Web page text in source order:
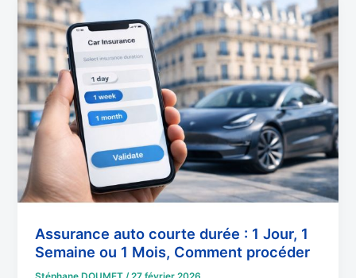
Assurance auto courte durée : 1 Jour, 1
Semaine ou 1 Mois, Comment procéder
Assurance
auto
courte
durée
:
1
Jour,
1
ou
1
Comment
procéder